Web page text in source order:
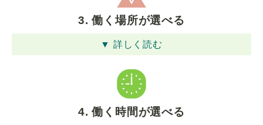
3. 働く場所が選べる
▼ 詳しく読む
4. 働く時間が選べる